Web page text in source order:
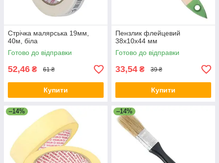
Стрічка малярська 19мм,
40м, біла
Готово до відправки
52,46 ₴ 61 ₴
Купити
Пензлик флейцевий
38x10x44 мм
Готово до відправки
33,54 ₴ 39 ₴
Купити
–14% –14%